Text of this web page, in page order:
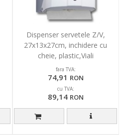
Dispenser servetele Z/V,
27x13x27cm, inchidere cu
cheie, plastic,Viali
fara TVA:
74,91 RON
cu TVA:
89,14 RON